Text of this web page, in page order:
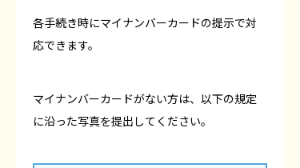
各手続き時にマイナンバーカードの提示で対
応できます。
マイナンバーカードがない方は、以下の規定
に沿った写真を提出してください。